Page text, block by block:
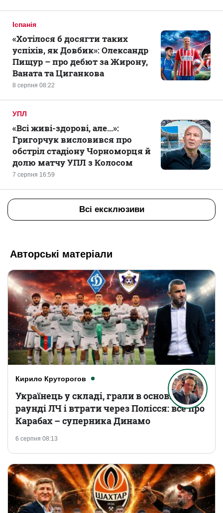
Іспанія
8 серпня 08:22
«Хотілося б досягти таких
успіхів, як Довбик»: Олександр
Пищур – про дебют за Жирону,
Ваната та Циганкова
УПЛ
7 серпня 16:59
«Всі живі-здорові, але...»:
Григорчук висловився про
обстріл стадіону Чорноморця й
долю матчу УПЛ з Колосом
Всі ексклюзиви
Авторські матеріали
Кирило Круторогов
6 серпня 08:13
Українець у складі, грали в основному
раунді ЛЧ і втрати через Полісся: все про
Карабах – суперника Динамо